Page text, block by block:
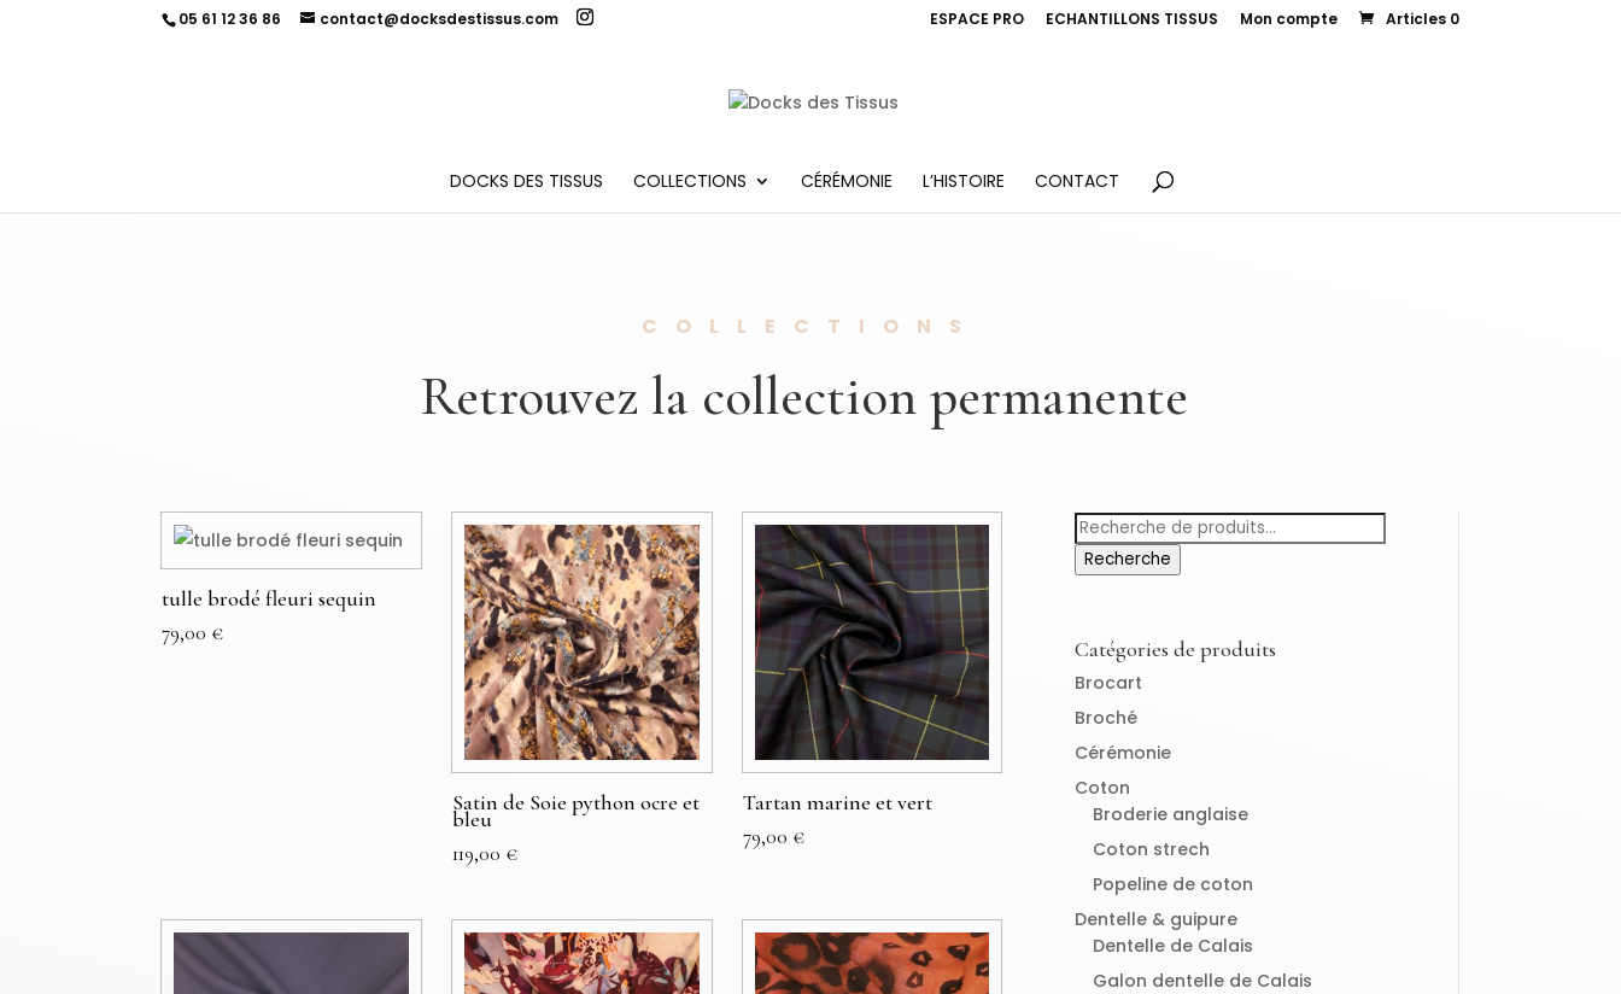
05 61 12 36 86 contact@docksdestissus.com ESPACE PRO ECHANTILLONS TISSUS Mon compte Articles 0
DOCKS DES TISSUS COLLECTIONS CÉRÉMONIE L’HISTOIRE CONTACT
COLLECTIONS
Retrouvez la collection permanente
tulle brodé fleuri sequin
79,00 €
Satin de Soie python ocre et
bleu
119,00 €
Tartan marine et vert
79,00 €
Recherche
pour :
Recherche
Catégories de produits
Brocart
Broché
Cérémonie
Coton
Broderie anglaise
Coton strech
Popeline de coton
Dentelle & guipure
Dentelle de Calais
Galon dentelle de Calais